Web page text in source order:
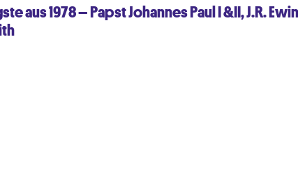
aus 1978 – Papst Johannes Paul I &II, J.R.